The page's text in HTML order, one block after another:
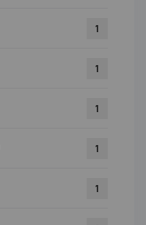
1
1
1
1
1